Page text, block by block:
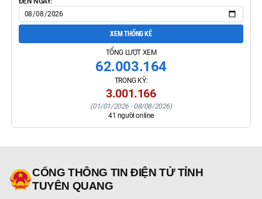
XEM THỐNG KÊ
TỔNG LƯỢT XEM
62.003.164
TRONG KỲ:
3.001.166
(01/01/2026 -08/08/2026)
41 người online
CỔNG THÔNG TIN ĐIỆN TỬ TỈNH
TUYÊN QUANG